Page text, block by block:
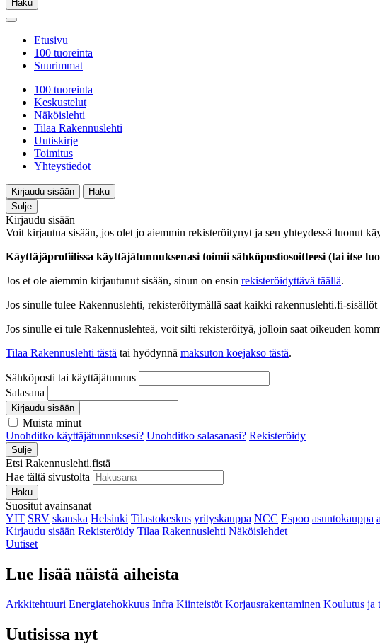
Haku
Etusivu
100 tuoreinta
Suurimmat
100 tuoreinta
Keskustelut
Näköislehti
Tilaa Rakennuslehti
Uutiskirje
Toimitus
Yhteystiedot
Kirjaudu sisään
Haku
Sulje
Kirjaudu sisään
Voit kirjautua sisään, jos olet jo aiemmin rekisteröitynyt ja sen yhteydessä luonut
Käyttäjäprofiilissa käyttäjätunnuksenasi toimii sähköpostiosoitteesi (tai itse
Jos et ole aiemmin kirjautunut sisään, sinun on ensin rekisteröidyttävä täällä.
Jos sinulle tulee Rakennuslehti, rekisteröitymällä saat kaikki rakennuslehti.fi-sisällöt
Jos sinulle ei tule Rakennuslehteä, voit silti rekisteröityä, jolloin saat oikeuden
Tilaa Rakennuslehti tästä tai hyödynnä maksuton koejakso tästä.
Sähköposti tai käyttäjätunnus
Salasana
Kirjaudu sisään
Muista minut
Unohditko käyttäjätunnuksesi? Unohditko salasanasi? Rekisteröidy
Sulje
Etsi Rakennuslehti.fistä
Hae tältä sivustolta
Haku
Suositut avainsanat
YIT SRV skanska Helsinki Tilastokeskus yrityskauppa NCC Espoo asuntokauppa
Kirjaudu sisään Rekisteröidy Tilaa Rakennuslehti Näköislehdet
Uutiset
Lue lisää näistä aiheista
Arkkitehtuuri Energiatehokkuus Infra Kiinteistöt Korjausrakentaminen Koulutus ja
Uutisissa nyt